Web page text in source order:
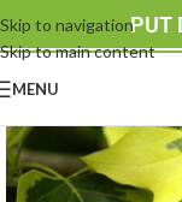
Skip to navigation
Skip to main content
PUT
MENU